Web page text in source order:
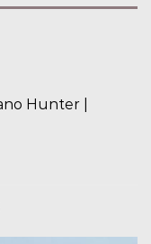
Hunter |